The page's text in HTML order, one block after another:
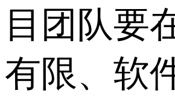
目团队要
有限、软